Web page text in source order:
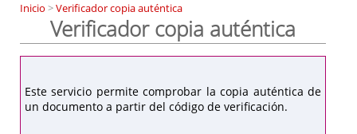
Inicio >Verificador copia auténtica
Verificador copia auténtica
Este servicio permite comprobar la copia auténtica de
un documento a partir del código de verificación.